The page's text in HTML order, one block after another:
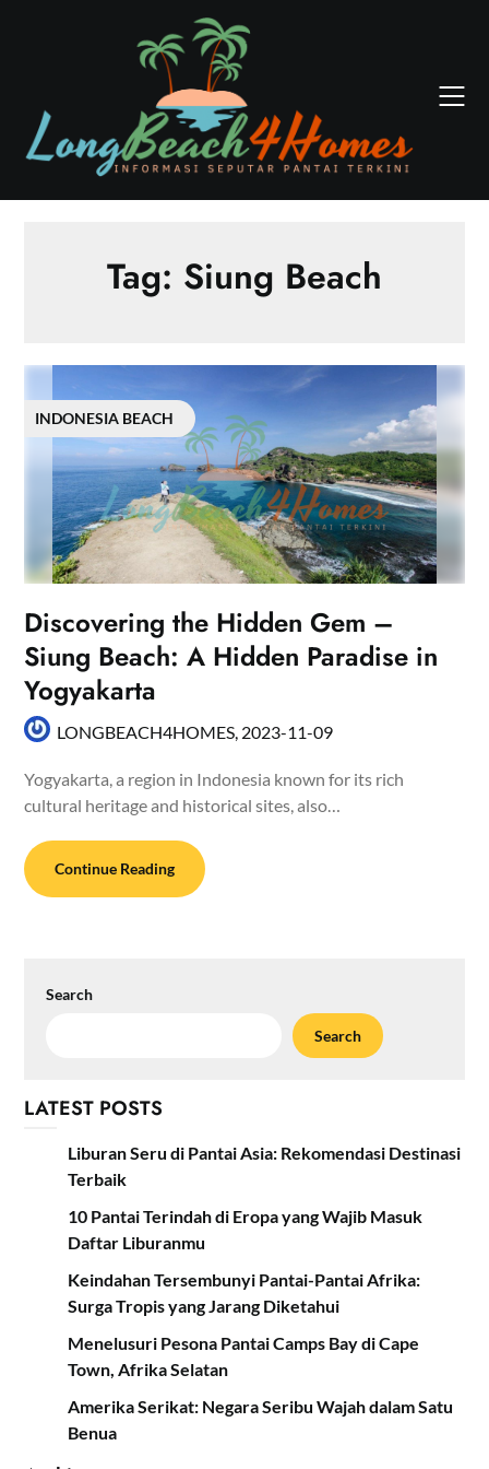
Tag: Siung Beach
INDONESIA BEACH
Discovering the Hidden Gem –
Siung Beach: A Hidden Paradise in
Yogyakarta
LONGBEACH4HOMES, 2023-11-09
Yogyakarta, a region in Indonesia known for its rich
cultural heritage and historical sites, also…
Continue Reading
Search
Search
LATEST POSTS
Liburan Seru di Pantai Asia: Rekomendasi Destinasi
Terbaik
10 Pantai Terindah di Eropa yang Wajib Masuk
Daftar Liburanmu
Keindahan Tersembunyi Pantai-Pantai Afrika:
Surga Tropis yang Jarang Diketahui
Menelusuri Pesona Pantai Camps Bay di Cape
Town, Afrika Selatan
Amerika Serikat: Negara Seribu Wajah dalam Satu
Benua